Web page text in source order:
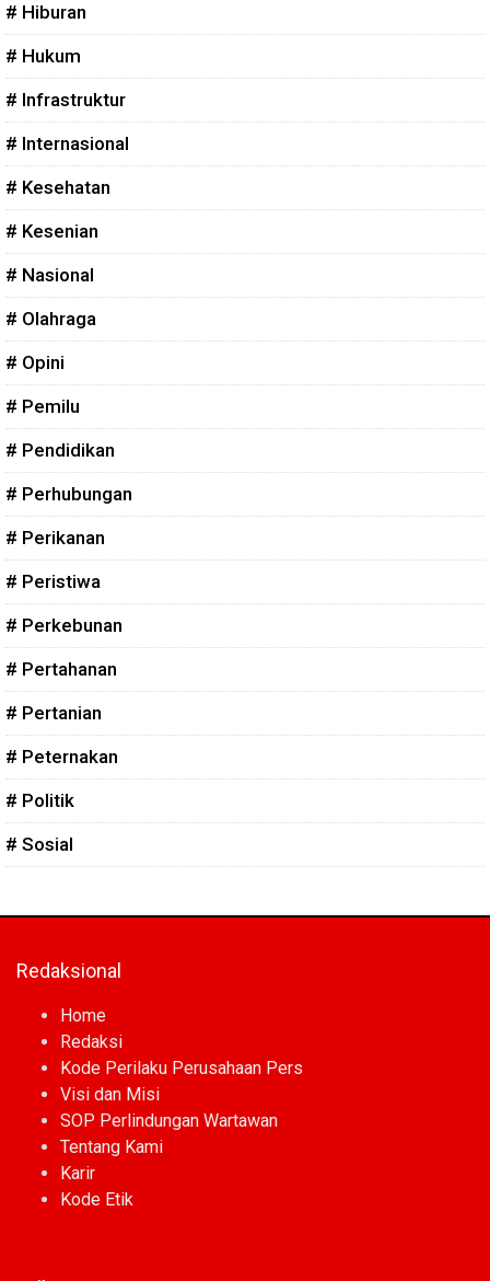
# Hiburan
# Hukum
# Infrastruktur
# Internasional
# Kesehatan
# Kesenian
# Nasional
# Olahraga
# Opini
# Pemilu
# Pendidikan
# Perhubungan
# Perikanan
# Peristiwa
# Perkebunan
# Pertahanan
# Pertanian
# Peternakan
# Politik
# Sosial
Redaksional
Home
Redaksi
Kode Perilaku Perusahaan Pers
Visi dan Misi
SOP Perlindungan Wartawan
Tentang Kami
Karir
Kode Etik